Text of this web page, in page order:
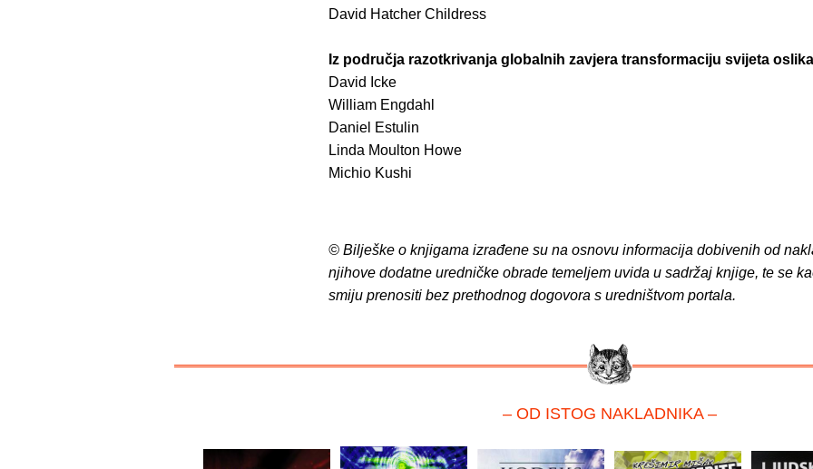
David Hatcher Childress
Iz područja razotkrivanja globalnih zavjera transformaciju svijeta
David Icke
William Engdahl
Daniel Estulin
Linda Moulton Howe
Michio Kushi
© Bilješke o knjigama izrađene su na osnovu informacija dobivenih od
njihove dodatne uredničke obrade temeljem uvida u sadržaj knjige, te se
smiju prenositi bez prethodnog dogovora s uredništvom portala.
– OD ISTOG NAKLADNIKA –